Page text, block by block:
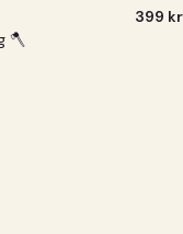
🪓
399 kr